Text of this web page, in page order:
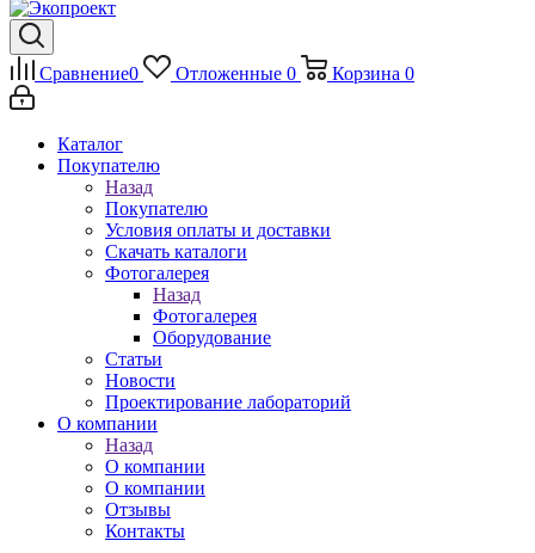
Сравнение0 Отложенные 0 Корзина 0
Каталог
Покупателю
Назад
Покупателю
Условия оплаты и доставки
Скачать каталоги
Фотогалерея
Назад
Фотогалерея
Оборудование
Статьи
Новости
Проектирование лабораторий
О компании
Назад
О компании
О компании
Отзывы
Контакты